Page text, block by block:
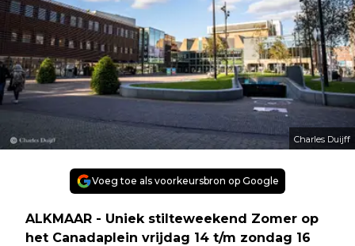
Charles Duijff
Voeg toe als voorkeursbron op Google
ALKMAAR - Uniek stilteweekend Zomer op
het Canadaplein vrijdag 14 t/m zondag 16